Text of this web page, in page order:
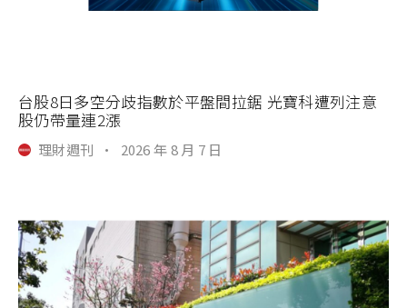
台股8日多空分歧指數於平盤間拉鋸 光寶科遭列注意
股仍帶量連2漲
理財週刊 · 2026 年 8 月 7 日